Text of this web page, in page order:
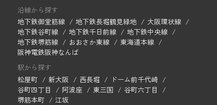
沿線から探す
地下鉄御堂筋線
地下鉄長堀鶴見緑地
大阪環状線
地下鉄谷町線
地下鉄千日前線
地下鉄中央線
地下鉄堺筋線
おおさか東線
東海道本線
阪神電鉄阪神なんば
駅から探す
松屋町
新大阪 西長堀
ドーム前千代崎
谷町四丁目
阿波座 東三国
谷町六丁目
堺筋本町
江坂